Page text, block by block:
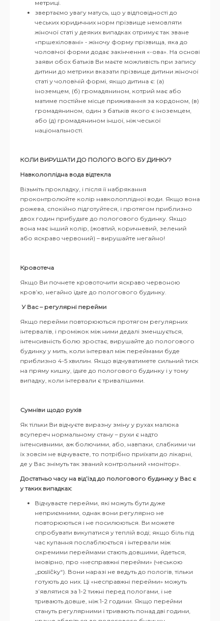
метриці.
звертаємо увагу матусь, що у відповідності до
чеських юридичних норм прізвище немовляти
жіночої статі у деяких випадках отримує так зване
«пршехіловані» - жіночу форму прізвища, яка до
чоловічої форми додає закінчення «-ова». На основі
заяви обох батьків Ви маєте можливість при запису
дитини до метрики вказати прізвище дитини жіночої
статі у чоловічій формі, якщо дитина є: (а)
іноземцем, (б) громадянином, котрий має або
матиме постійне місце приживання за кордоном, (в)
громадянином, один з батьків якого є іноземцем,
або (д) громадянином іншої, ніж чеської
національності.
КОЛИ ВИРУШАТИ ДО ПОЛОГО ВОГО БУ ДИНКУ?
Навколоплідна вода відтекла
Візьміть прокладку, і після її набрякання
проконтролюйте колір навколоплідної води. Якщо вона
рожева, спокійно підготуйтеся, і протягом приблизно
двох годин прибудьте до пологового будинку. Якщо
вона має інший колір, (жовтий, коричневий, зелений
або яскраво червоний) – вирушайте негайно!
Кровотеча
Якщо Ви почнете кровоточити яскраво червоною
кров’ю, негайно їдьте до пологового будинку.
У Вас – регулярні перейми
Якщо перейми повторюються протягом регулярних
інтервалів, і проміжок між ними дедалі зменшується,
інтенсивність болю зростає, вирушайте до пологового
будинку у мить, коли інтервал між переймами буде
приблизно 4-5 хвилин. Якщо відчуватимете сильний тиск
на пряму кишку, їдьте до пологового будинку і у тому
випадку, коли інтервали є тривалішими.
Сумніви щодо рухів
Як тільки Ви відчуєте виразну зміну у рухах малюка
всупереч нормальному стану – рухи є надто
інтенсивними, аж болючими, або, навпаки, слабкими чи
їх зовсім не відчуваєте, то потрібно приїхати до лікарні,
де у Вас знімуть так званий контрольний «монітор».
Достатньо часу на від’їзд до пологового будинку у Вас є
у таких випадках:
Відчуваєте перейми, які можуть бути дуже
неприємними, однак вони регулярно не
повторюються і не посилюються. Ви можете
спробувати викупатися у теплій воді; якщо біль під
час купання послаблюється і інтервали між
окремими переймами стають довшими, йдеться,
імовірно, про «несправжні перейми» (чеською
„poslíčky“). Вони наразі не ведуть до пологів, тільки
готують до них. Ці «несправжні перейми» можуть
з’являтися за 1-2 тижні перед пологами, і не
тривають довше, ніж 1-2 години. Якщо перейми
стануть регулярними і тривають понад дві години,